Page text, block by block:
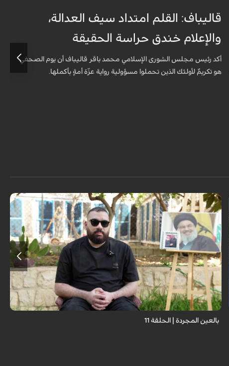
قاليباف: القلم امتداد سيف العدالة،
والإعلام خندق حراسة الحقيقة
أكد رئيس مجلس الشورى الإسلامي محمد باقر قاليباف أن يوم الصحفي
هو تكريمٌ لأولئك الذين تحملوا مسؤولية رواية عزّة أمةٍ بأكملها.
برنامج "بالعين المجردة" هو توثيق إنسانيٌّ شجاعٌ للحياة تحت وطأة الحرب، حيث
نستمع فيه إلى شهاداتٍ حيّةٍ لأشخاص عايشوا التفجيرات والدمار، فنرى بعيونهم
ت...
بالعين المجردة | الحلقة 11